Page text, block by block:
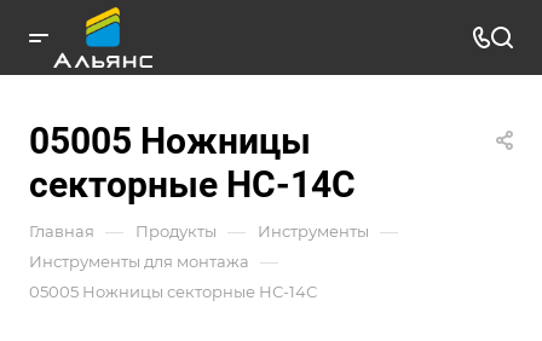
05005 Ножницы
секторные НС-14С
Главная — Продукты — Инструменты —
Инструменты для монтажа —
05005 Ножницы секторные НС-14С